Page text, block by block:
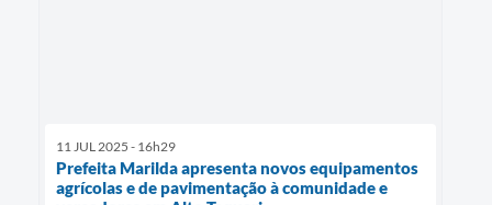
11 JUL 2025 - 16h29
Prefeita Marilda apresenta novos equipamentos
agrícolas e de pavimentação à comunidade e